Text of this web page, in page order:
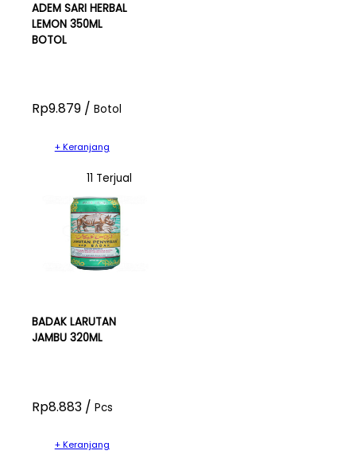
ADEM SARI HERBAL
LEMON 350ML
BOTOL
Rp9.879 / Botol
+ Keranjang
11 Terjual
BADAK LARUTAN
JAMBU 320ML
Rp8.883 / Pcs
+ Keranjang